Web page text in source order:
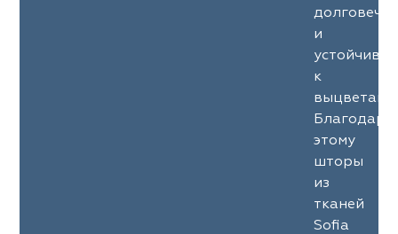
и
к
Благодаря
этому
шторы
из
тканей
Sofia